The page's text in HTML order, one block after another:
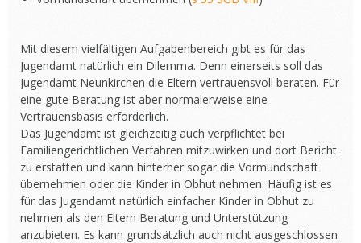
Mit diesem vielfältigen Aufgabenbereich gibt es für das
Jugendamt natürlich ein Dilemma. Denn einerseits soll das
Jugendamt Neunkirchen die Eltern vertrauensvoll beraten. Für
eine gute Beratung ist aber normalerweise eine
Vertrauensbasis erforderlich.
Das Jugendamt ist gleichzeitig auch verpflichtet bei
Familiengerichtlichen Verfahren mitzuwirken und dort Bericht
zu erstatten und kann hinterher sogar die Vormundschaft
übernehmen oder die Kinder in Obhut nehmen. Häufig ist es
für das Jugendamt natürlich einfacher Kinder in Obhut zu
nehmen als den Eltern Beratung und Unterstützung
anzubieten. Es kann grundsätzlich auch nicht ausgeschlossen